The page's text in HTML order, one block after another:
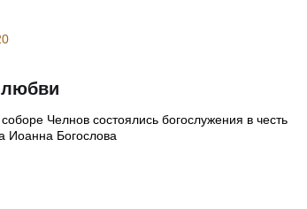
любви
Челнов состоялись богослужения в честь
Иоанна Богослова